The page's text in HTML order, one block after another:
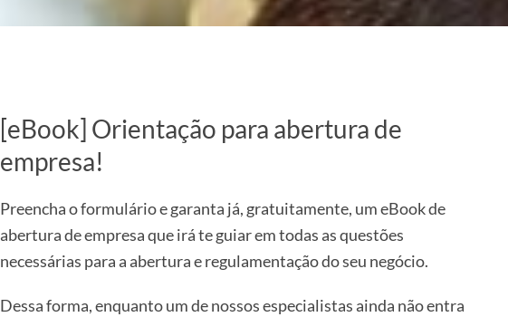
[eBook] Orientação para abertura de
empresa!
Preencha o formulário e garanta já, gratuitamente, um eBook de
abertura de empresa que irá te guiar em todas as questões
necessárias para a abertura e regulamentação do seu negócio.
Dessa forma, enquanto um de nossos especialistas ainda não entra